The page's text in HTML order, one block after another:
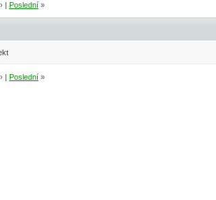
› | Poslední »
› | Poslední »